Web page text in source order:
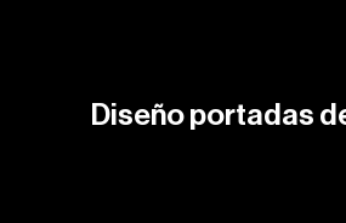
Diseño portadas